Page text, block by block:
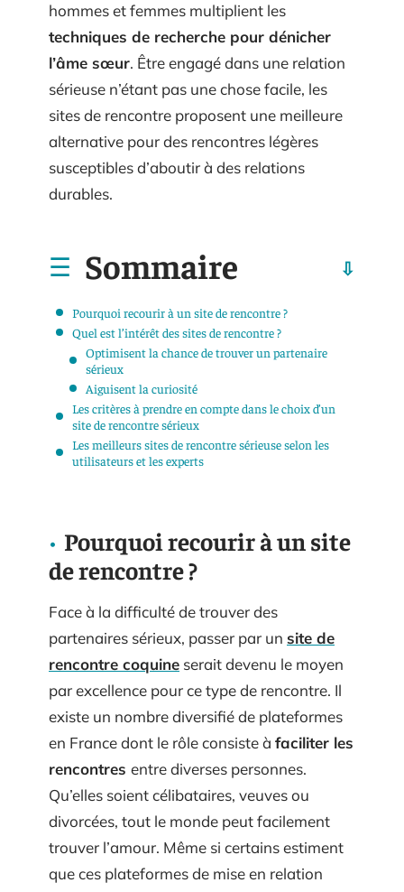
hommes et femmes multiplient les
techniques de recherche pour dénicher
l’âme sœur. Être engagé dans une relation
sérieuse n’étant pas une chose facile, les
sites de rencontre proposent une meilleure
alternative pour des rencontres légères
susceptibles d’aboutir à des relations
durables.
Sommaire
Pourquoi recourir à un site de rencontre ?
Quel est l’intérêt des sites de rencontre ?
Optimisent la chance de trouver un partenaire
sérieux
Aiguisent la curiosité
Les critères à prendre en compte dans le choix d’un
site de rencontre sérieux
Les meilleurs sites de rencontre sérieuse selon les
utilisateurs et les experts
Pourquoi recourir à un site
de rencontre ?
Face à la difficulté de trouver des
partenaires sérieux, passer par un site de
rencontre coquine serait devenu le moyen
par excellence pour ce type de rencontre. Il
existe un nombre diversifié de plateformes
en France dont le rôle consiste à faciliter les
rencontres entre diverses personnes.
Qu’elles soient célibataires, veuves ou
divorcées, tout le monde peut facilement
trouver l’amour. Même si certains estiment
que ces plateformes de mise en relation